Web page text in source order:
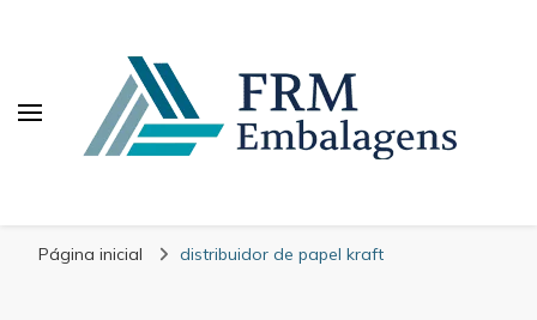
Página inicial distribuidor de papel kraft